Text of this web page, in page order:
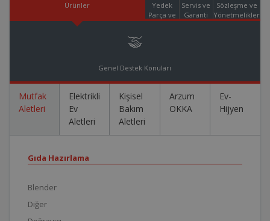
Ürünler
Yedek
Parça ve
Servis ve
Garanti
Sözleşme ve
Yönetmelikler
Genel Destek Konuları
Mutfak
Aletleri
Elektrikli
Ev
Aletleri
Kişisel
Bakım
Aletleri
Arzum
OKKA
Ev-
Hijyen
Gıda Hazırlama
Blender
Diğer